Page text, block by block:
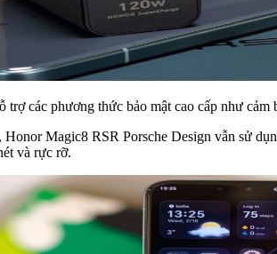
trợ các phương thức bảo mật cao cấp như
Magic8 RSR Porsche Design vẫn sử
và rực rỡ.